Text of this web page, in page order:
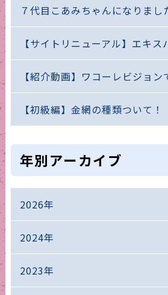
７代目こあみちゃんになりまし
【サイトリニューアル】エキ
【紹介動画】ワコーレビジョン
【初級編】金網の種類ついて！
年別アーカイブ
2026年
2024年
2023年